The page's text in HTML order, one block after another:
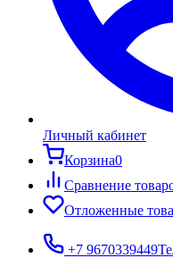
Личный кабинет
Корзина0
Сравнение
Отложенные
+7 9670339449